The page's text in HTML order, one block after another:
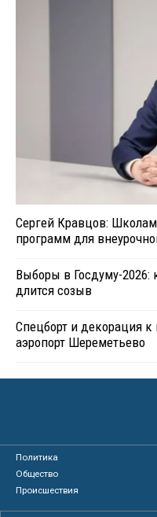
Сергей Кравцов:
программ для
Выборы в Госдуму-2026:
длится созыв
Спецборт и декорация
аэропорт Шереметьево
Политика
Общество
Происшествия